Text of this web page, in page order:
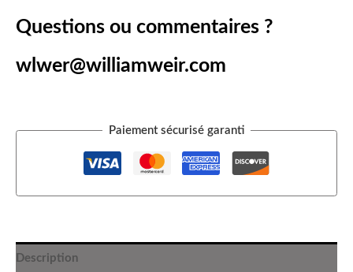
Questions ou commentaires ?
wlwer@williamweir.com
Paiement sécurisé garanti
Description